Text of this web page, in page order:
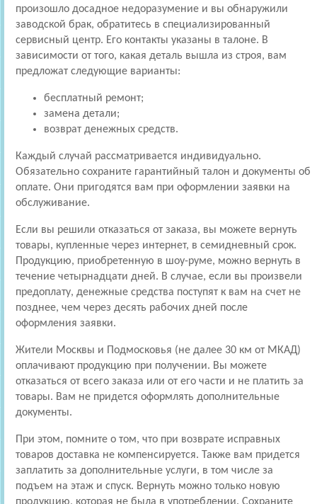
произошло досадное недоразумение и вы обнаружили
заводской брак, обратитесь в специализированный
сервисный центр. Его контакты указаны в талоне. В
зависимости от того, какая деталь вышла из строя, вам
предложат следующие варианты:
бесплатный ремонт;
замена детали;
возврат денежных средств.
Каждый случай рассматривается индивидуально.
Обязательно сохраните гарантийный талон и документы об
оплате. Они пригодятся вам при оформлении заявки на
обслуживание.
Если вы решили отказаться от заказа, вы можете вернуть
товары, купленные через интернет, в семидневный срок.
Продукцию, приобретенную в шоу-руме, можно вернуть в
течение четырнадцати дней. В случае, если вы произвели
предоплату, денежные средства поступят к вам на счет не
позднее, чем через десять рабочих дней после
оформления заявки.
Жители Москвы и Подмосковья (не далее 30 км от МКАД)
оплачивают продукцию при получении. Вы можете
отказаться от всего заказа или от его части и не платить за
товары. Вам не придется оформлять дополнительные
документы.
При этом, помните о том, что при возврате исправных
товаров доставка не компенсируется. Также вам придется
заплатить за дополнительные услуги, в том числе за
подъем на этаж и спуск. Вернуть можно только новую